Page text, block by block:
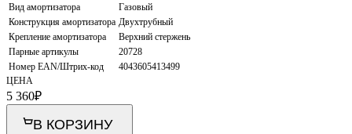
Вид амортизатора
Газовый
Конструкция амортизатора Двухтрубный
Крепление амортизатора
Верхний стержень
Парные артикулы
20728
Номер EAN/Штрих-код
4043605413499
ЦЕНА
5 360₽
В КОРЗИНУ